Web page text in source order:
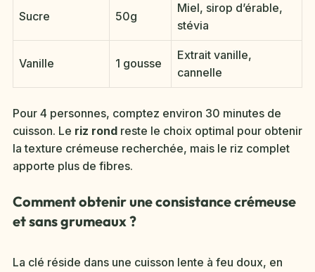
Sucre 50g
Miel, sirop d’érable,
stévia
Vanille 1 gousse
Extrait vanille,
cannelle
Pour 4 personnes, comptez environ 30 minutes de
cuisson. Le riz rond reste le choix optimal pour obtenir
la texture crémeuse recherchée, mais le riz complet
apporte plus de fibres.
Comment obtenir une consistance crémeuse
et sans grumeaux ?
La clé réside dans une cuisson lente à feu doux, en